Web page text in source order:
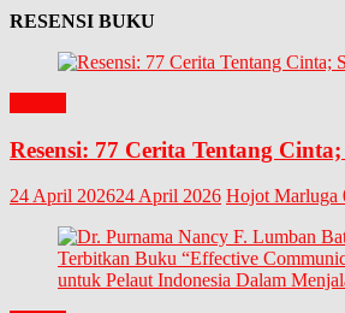
RESENSI BUKU
Resensi: 77 Cerita Tentang
24 April 202624 April 2026 Hojot Marluga